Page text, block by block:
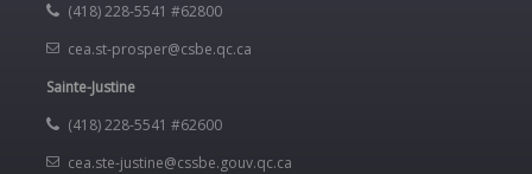
(418) 228-5541 #62800
cea.st-prosper@csbe.qc.ca
Sainte-Justine
(418) 228-5541 #62600
cea.ste-justine@cssbe.gouv.qc.ca